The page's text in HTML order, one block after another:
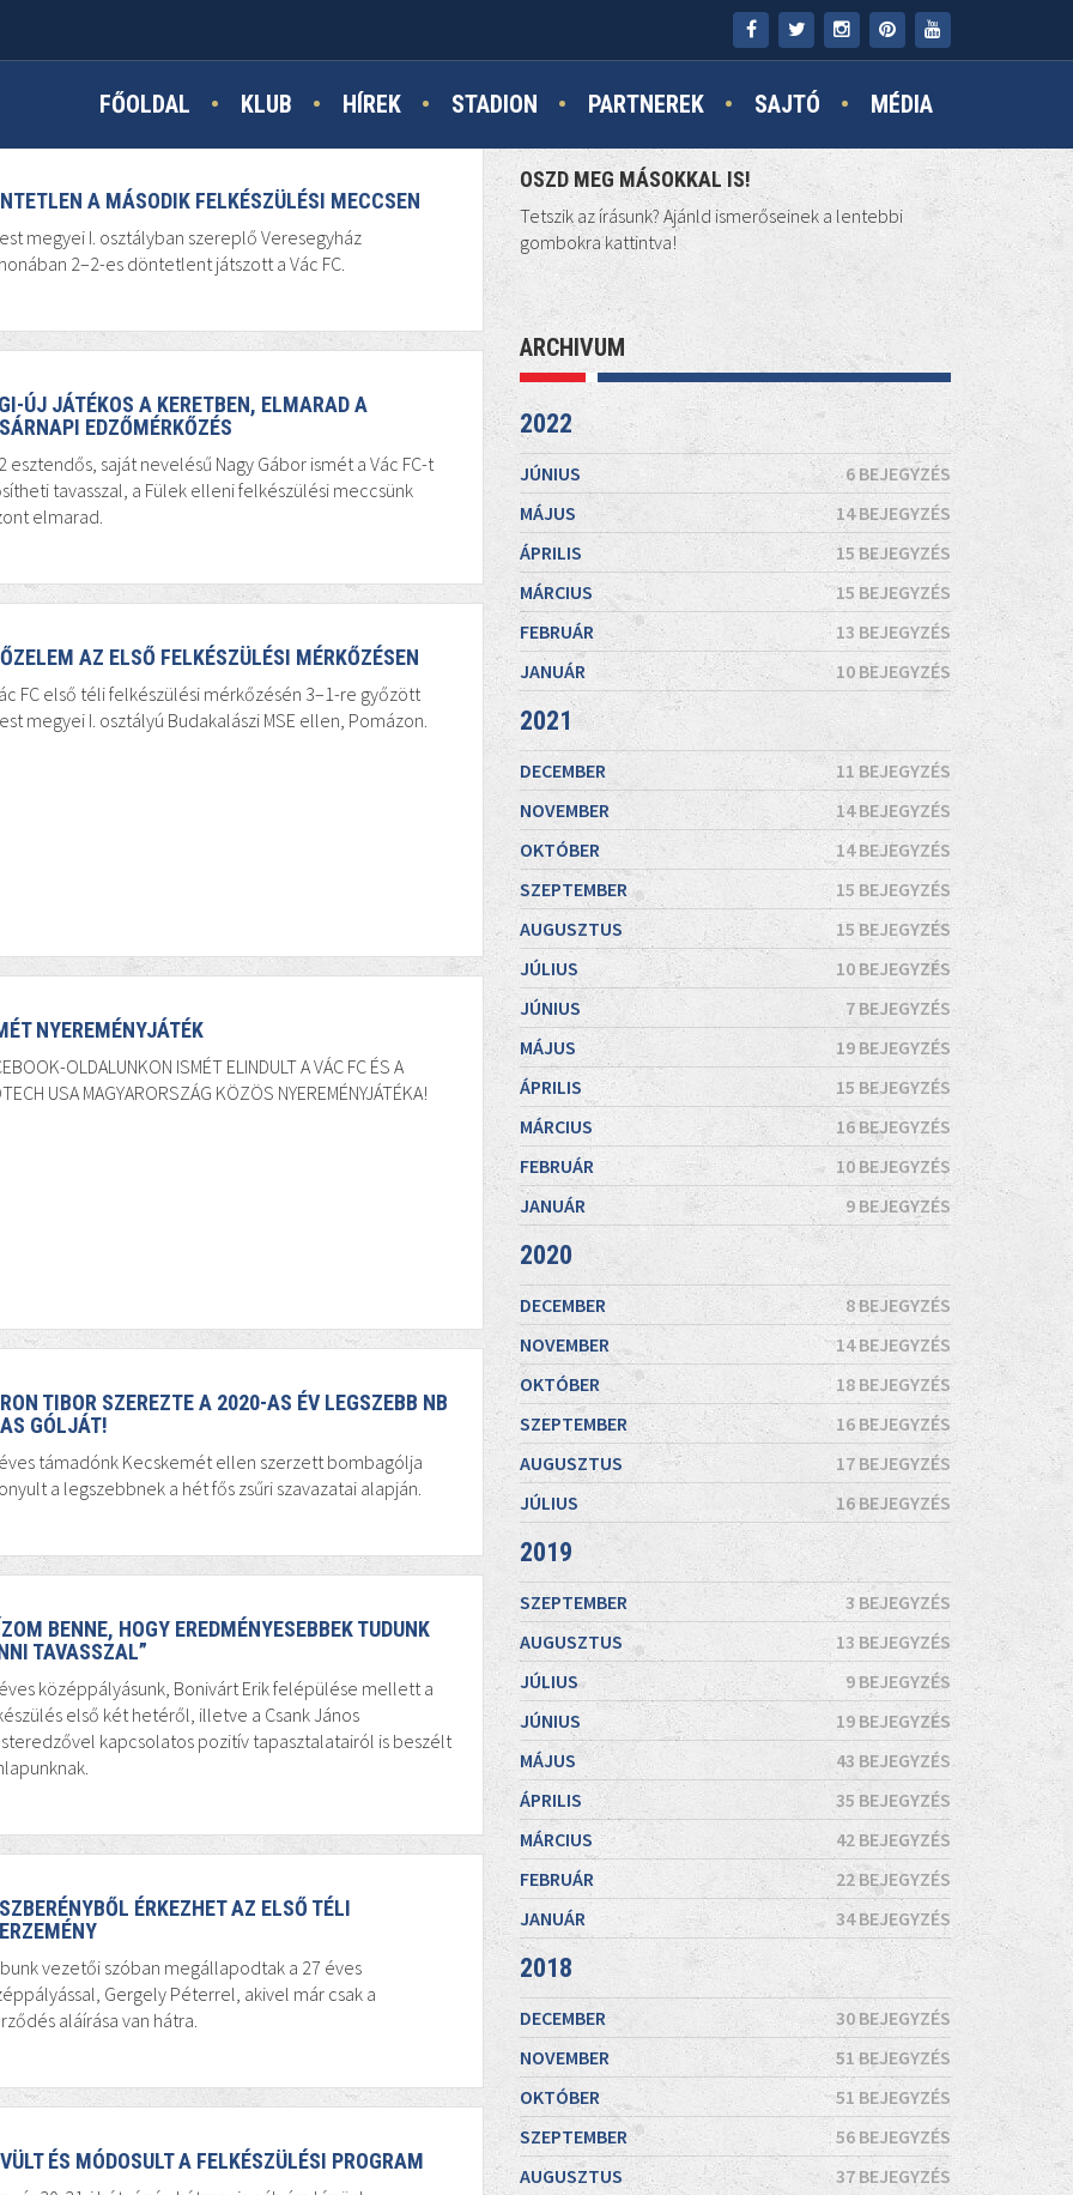
FŐOLDAL KLUB HÍREK STADION PARTNEREK SAJTÓ MÉDIA
A MÁSODIK FELKÉSZÜLÉSI MECCSEN
megyei I. osztályban szereplő Veresegyház
2–2-es döntetlent játszott a Vác FC.
ÚJ JÁTÉKOS A KERETBEN, ELMARAD A
EDZŐMÉRKŐZÉS
esztendős, saját nevelésű Nagy Gábor ismét a Vác FC-t
tavasszal, a Fülek elleni felkészülési meccsünk
elmarad.
AZ ELSŐ FELKÉSZÜLÉSI MÉRKŐZÉSEN
FC első téli felkészülési mérkőzésén 3–1-re győzött
megyei I. osztályú Budakalászi MSE ellen, Pomázon.
NYEREMÉNYJÁTÉK
OLDALUNKON ISMÉT ELINDULT A VÁC FC ÉS A
USA MAGYARORSZÁG KÖZÖS NYEREMÉNYJÁTÉKA!
TIBOR SZEREZTE A 2020-AS ÉV LEGSZEBB NB
GÓLJÁT!
támadónk Kecskemét ellen szerzett bombagólja
a legszebbnek a hét fős zsűri szavazatai alapján.
BENNE, HOGY EREDMÉNYESEBBEK TUDUNK
TAVASSZAL”
középpályásunk, Bonivárt Erik felépülése mellett a
első két hetéről, illetve a Csank János
kapcsolatos pozitív tapasztalatairól is beszélt
ÉRKEZHET AZ ELSŐ TÉLI
vezetői szóban megállapodtak a 27 éves
Gergely Péterrel, akivel már csak a
aláírása van hátra.
ÉS MÓDOSULT A FELKÉSZÜLÉSI PROGRAM
OSZD MEG MÁSOKKAL IS!
Tetszik az írásunk? Ajánld ismerőseinek a lentebbi
gombokra kattintva!
ARCHIVUM
2022
JÚNIUS
6 BEJEGYZÉS
MÁJUS
14 BEJEGYZÉS
ÁPRILIS
15 BEJEGYZÉS
MÁRCIUS
15 BEJEGYZÉS
FEBRUÁR
13 BEJEGYZÉS
JANUÁR
10 BEJEGYZÉS
2021
DECEMBER
11 BEJEGYZÉS
NOVEMBER
14 BEJEGYZÉS
OKTÓBER
14 BEJEGYZÉS
SZEPTEMBER
15 BEJEGYZÉS
AUGUSZTUS
15 BEJEGYZÉS
JÚLIUS
10 BEJEGYZÉS
JÚNIUS
7 BEJEGYZÉS
MÁJUS
19 BEJEGYZÉS
ÁPRILIS
15 BEJEGYZÉS
MÁRCIUS
16 BEJEGYZÉS
FEBRUÁR
10 BEJEGYZÉS
JANUÁR
9 BEJEGYZÉS
2020
DECEMBER
8 BEJEGYZÉS
NOVEMBER
14 BEJEGYZÉS
OKTÓBER
18 BEJEGYZÉS
SZEPTEMBER
16 BEJEGYZÉS
AUGUSZTUS
17 BEJEGYZÉS
JÚLIUS
16 BEJEGYZÉS
2019
SZEPTEMBER
3 BEJEGYZÉS
AUGUSZTUS
13 BEJEGYZÉS
JÚLIUS
9 BEJEGYZÉS
JÚNIUS
19 BEJEGYZÉS
MÁJUS
43 BEJEGYZÉS
ÁPRILIS
35 BEJEGYZÉS
MÁRCIUS
42 BEJEGYZÉS
FEBRUÁR
22 BEJEGYZÉS
JANUÁR
34 BEJEGYZÉS
2018
DECEMBER
30 BEJEGYZÉS
NOVEMBER
51 BEJEGYZÉS
OKTÓBER
51 BEJEGYZÉS
SZEPTEMBER
56 BEJEGYZÉS
AUGUSZTUS
37 BEJEGYZÉS